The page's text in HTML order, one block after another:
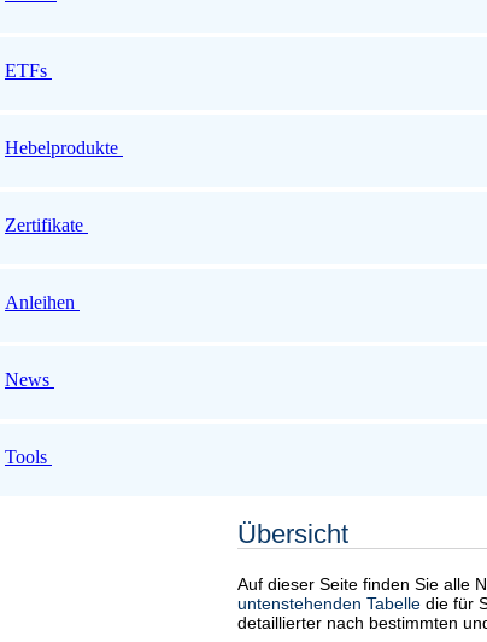
ETFs
Hebelprodukte
Zertifikate
Anleihen
News
Tools
Übersicht
Auf dieser Seite finden Sie alle
untenstehenden Tabelle die für
detaillierter nach bestimmten